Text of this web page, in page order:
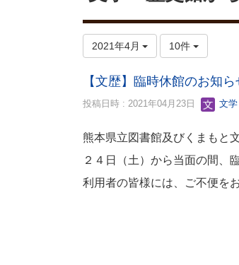
2021年4月 10件
【文歴】臨時休館のお知ら
投稿日時 : 2021年04月23日 文
熊本県立図書館及びくまもと
２４日（土）から当面の間、
利用者の皆様には、ご不便を